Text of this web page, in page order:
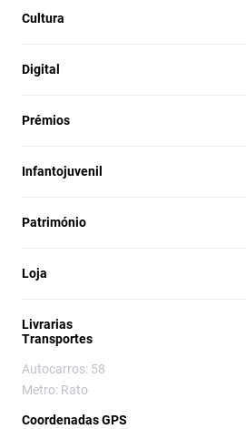
Cultura
Digital
Prémios
Infantojuvenil
Património
Loja
Livrarias
Transportes
Autocarros: 58
Metro: Rato
Coordenadas GPS